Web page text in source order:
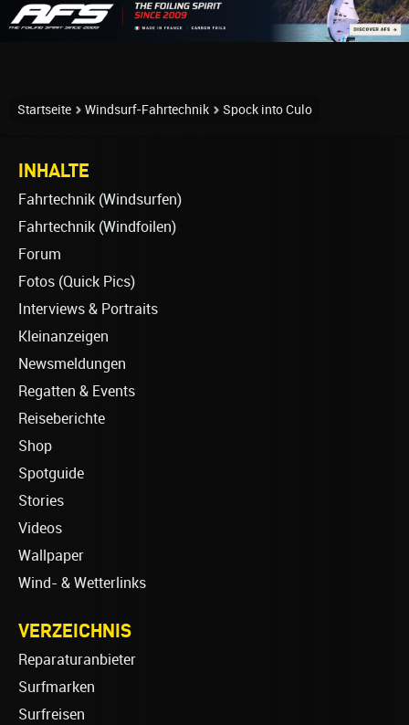
Startseite Windsurf-Fahrtechnik Spock into Culo
INHALTE
Fahrtechnik (Windsurfen)
Fahrtechnik (Windfoilen)
Forum
Fotos (Quick Pics)
Interviews & Portraits
Kleinanzeigen
Newsmeldungen
Regatten & Events
Reiseberichte
Shop
Spotguide
Stories
Videos
Wallpaper
Wind- & Wetterlinks
VERZEICHNIS
Reparaturanbieter
Surfmarken
Surfreisen